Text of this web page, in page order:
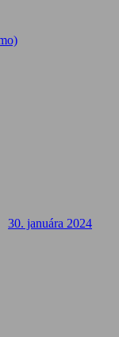
30. januára 2024